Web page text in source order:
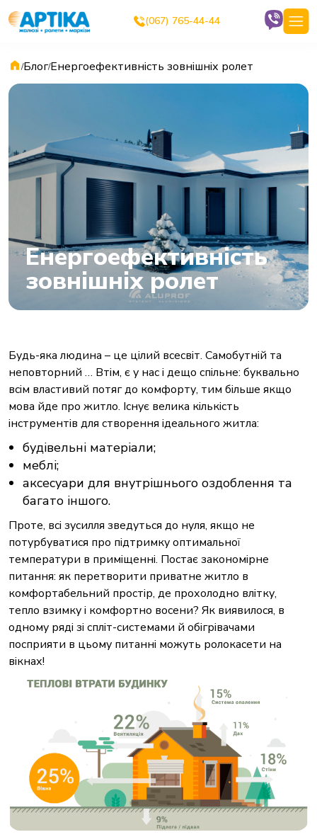
(067) 765-44-44
/Блог/Енергоефективність зовнішніх ролет
Енергоефективність
зовнішніх ролет
Будь-яка людина – це цілий всесвіт. Самобутній та
неповторний … Втім, є у нас і дещо спільне: буквально
всім властивий потяг до комфорту, тим більше якщо
мова йде про житло. Існує велика кількість
інструментів для створення ідеального житла:
будівельні матеріали;
меблі;
аксесуари для внутрішнього оздоблення та
багато іншого.
Проте, всі зусилля зведуться до нуля, якщо не
потурбуватися про підтримку оптимальної
температури в приміщенні. Постає закономірне
питання: як перетворити приватне житло в
комфортабельний простір, де прохолодно влітку,
тепло взимку і комфортно восени? Як виявилося, в
одному ряді зі спліт-системами й обігрівачами
посприяти в цьому питанні можуть ролокасети на
вікнах!